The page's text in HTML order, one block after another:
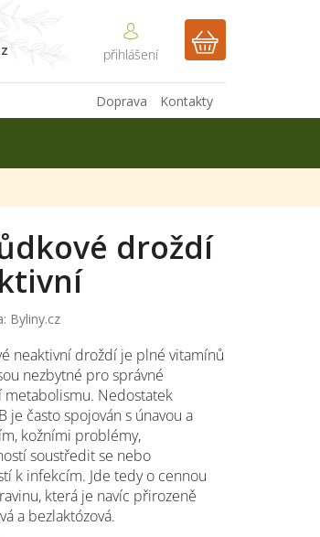
NÁKUPNÍ
Kontakty
Doprava
neaktivní droždí je plné vitamínů
nezbytné pro správné
metabolismu. Nedostatek
je často spojován s únavou a
kožními problémy,
soustředit se nebo
k infekcím. Jde tedy o cennou
která je navíc přirozeně
a bezlaktózová.
droždí
Byliny.cz